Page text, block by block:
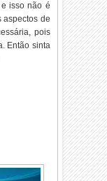
isso não é
aspectos de
pois
Então sinta